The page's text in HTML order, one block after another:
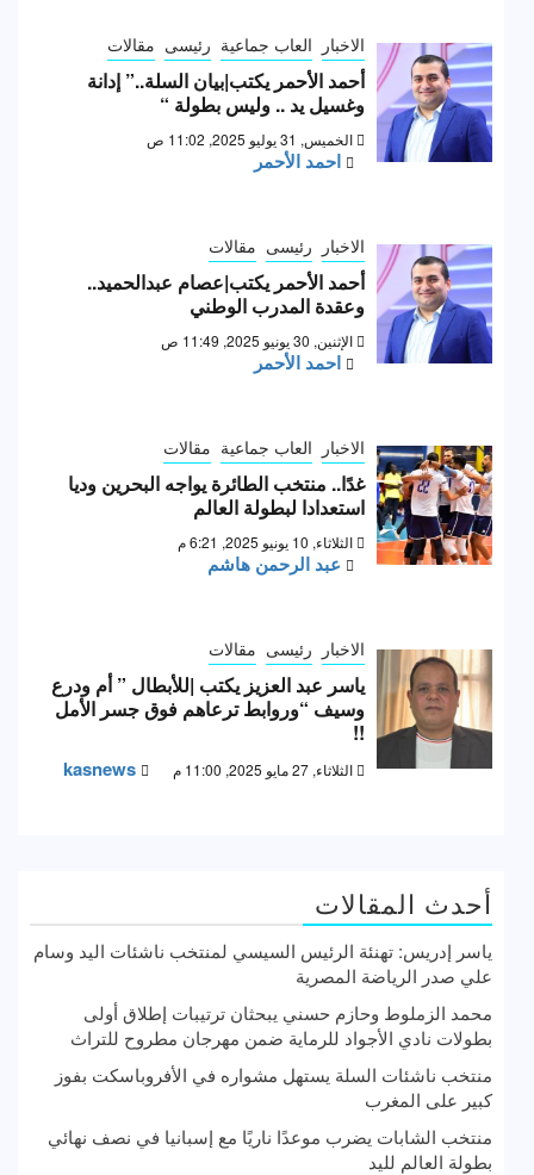
الاخبار العاب جماعية رئيسى مقالات
أحمد الأحمر يكتب|بيان السلة..” إدانة
وغسيل يد .. وليس بطولة “
الخميس, 31 يوليو 2025, 11:02 ص
احمد الأحمر
الاخبار رئيسى مقالات
أحمد الأحمر يكتب|عصام عبدالحميد..
وعقدة المدرب الوطني
الإثنين, 30 يونيو 2025, 11:49 ص
احمد الأحمر
الاخبار العاب جماعية مقالات
غدًا.. منتخب الطائرة يواجه البحرين وديا
استعدادا لبطولة العالم
الثلاثاء, 10 يونيو 2025, 6:21 م
عبد الرحمن هاشم
الاخبار رئيسى مقالات
ياسر عبد العزيز يكتب |للأبطال ” أم ودرع
وسيف “وروابط ترعاهم فوق جسر الأمل
!!
الثلاثاء, 27 مايو 2025, 11:00 م kasnews
أحدث المقالات
ياسر إدريس: تهنئة الرئيس السيسي لمنتخب ناشئات اليد وسام
علي صدر الرياضة المصرية
محمد الزملوط وحازم حسني يبحثان ترتيبات إطلاق أولى
بطولات نادي الأجواد للرماية ضمن مهرجان مطروح للتراث
منتخب ناشئات السلة يستهل مشواره في الأفروباسكت بفوز
كبير على المغرب
منتخب الشابات يضرب موعدًا ناريًا مع إسبانيا في نصف نهائي
بطولة العالم لليد